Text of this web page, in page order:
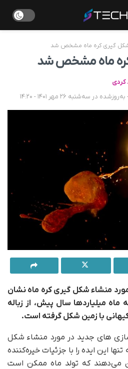
گیری کره ماه مشخص شد
ماه مشخص شد
منشاء شکل گیری کره ماه نشان
میلیاردها سال پیش، از زباله
با زمین شکل گرفته است.
های جدید در مورد منشاء شکل
این ایده را با جزئیات خیره‌کننده
می‌دهند که تولد ماه ممکن است